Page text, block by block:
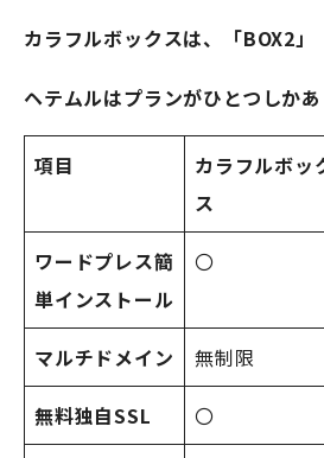
カラフルボックスは、「BOX2」
ヘテムルはプランがひとつしかあ
項目
カラフルボッ
ス
ワードプレス簡
単インストール
〇
マルチドメイン 無制限
無料独自SSL 〇